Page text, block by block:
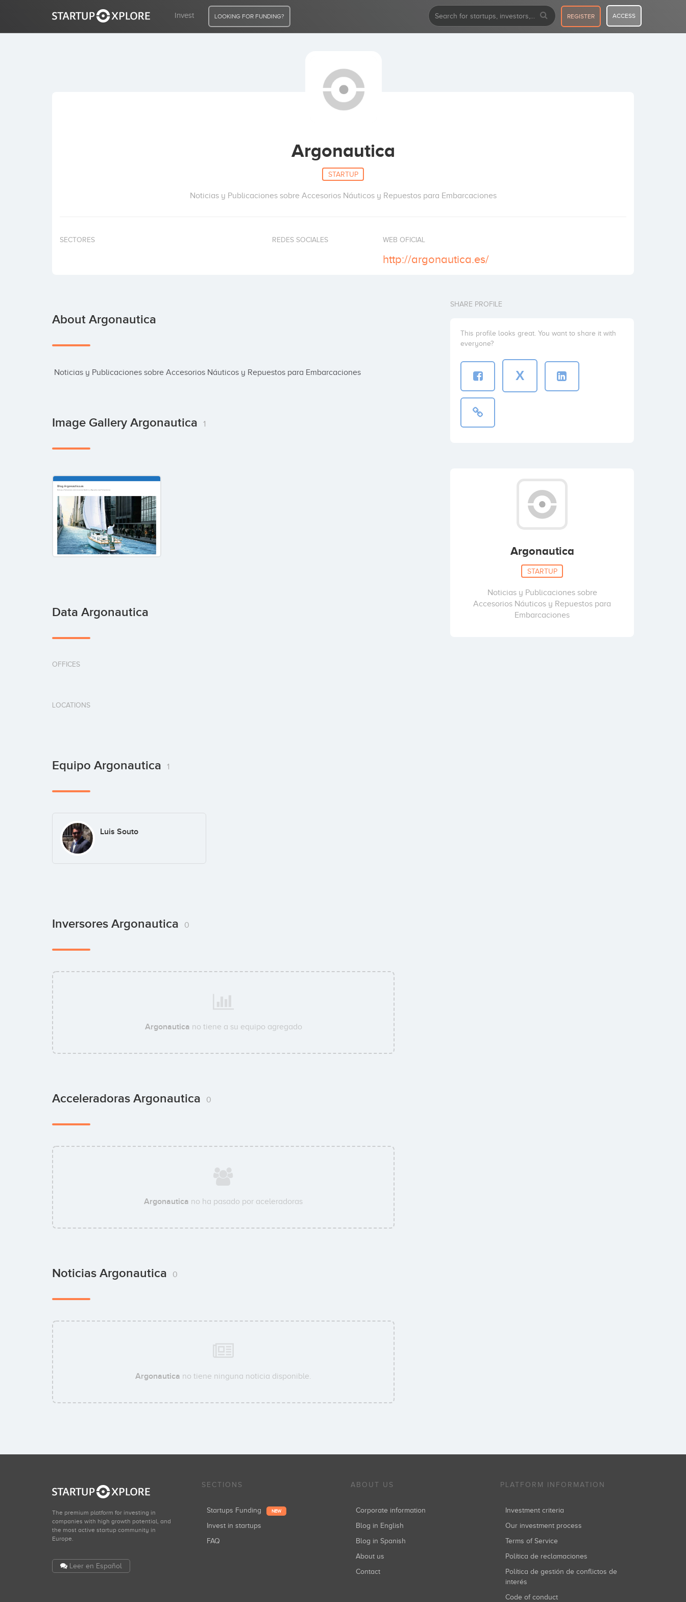
Invest LOOKING FOR FUNDING? REGISTER ACCESS
Argonautica
STARTUP
Noticias y Publicaciones sobre Accesorios Náuticos y Repuestos para Embarcaciones
SECTORES REDES SOCIALES WEB OFICIAL
http://argonautica.es/
About Argonautica
Noticias y Publicaciones sobre Accesorios Náuticos y Repuestos para Embarcaciones
Image Gallery Argonautica 1
Data Argonautica
OFFICES
LOCATIONS
Equipo Argonautica 1
Luis Souto
Inversores Argonautica 0
Argonautica no tiene a su equipo agregado
Acceleradoras Argonautica 0
Argonautica no ha pasado por aceleradoras
Noticias Argonautica 0
Argonautica no tiene ninguna noticia disponible.
SHARE PROFILE
This profile looks great. You want to share it with
everyone?
X
Argonautica
STARTUP
Noticias y Publicaciones sobre
Accesorios Náuticos y Repuestos para
Embarcaciones
The premium platform for investing in
companies with high growth potential, and
the most active startup community in
Europe.
Leer en Español
SECTIONS
Startups Funding NEW
Invest in startups
FAQ
ABOUT US
Corporate information
Blog in English
Blog in Spanish
About us
Contact
PLATFORM INFORMATION
Investment criteria
Our investment process
Terms of Service
Política de reclamaciones
Política de gestión de conflictos de
interés
Code of conduct